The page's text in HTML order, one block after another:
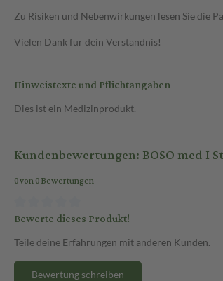
Zu Risiken und Nebenwirkungen lesen Sie die
Vielen Dank für dein Verständnis!
Hinweistexte und Pflichtangaben
Dies ist ein Medizinprodukt.
Kundenbewertungen: BOSO med I
0 von 0 Bewertungen
Bewerte dieses Produkt!
Teile deine Erfahrungen mit anderen Kunden.
Bewertung schreiben